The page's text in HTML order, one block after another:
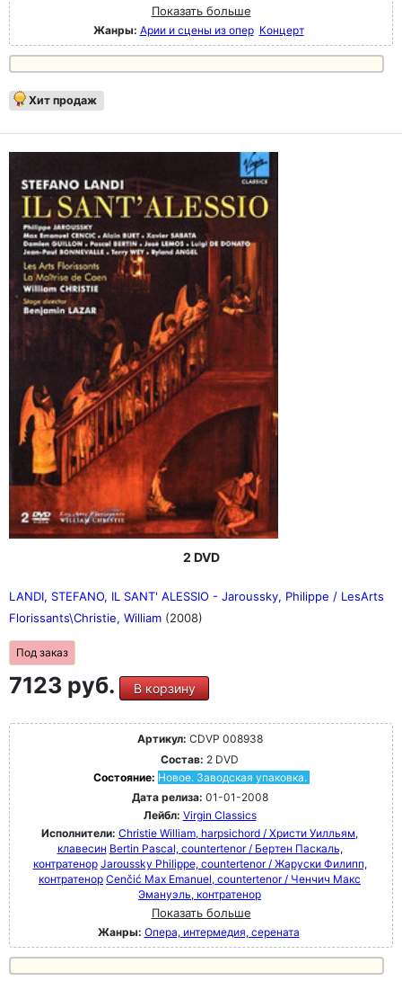
Показать больше
Жанры: Арии и сцены из опер Концерт
Хит продаж
2 DVD
LANDI, STEFANO, IL SANT' ALESSIO - Jaroussky, Philippe / LesArts
Florissants\Christie, William (2008)
Под заказ
7123 руб. В корзину
Артикул: CDVP 008938
Состав: 2 DVD
Состояние: Новое. Заводская упаковка.
Дата релиза: 01-01-2008
Лейбл: Virgin Classics
Исполнители: Christie William, harpsichord / Христи Уилльям,
клавесин Bertin Pascal, countertenor / Бертен Паскаль,
контратенор Jaroussky Philippe, countertenor / Жаруски Филипп,
контратенор Cenčić Max Emanuel, countertenor / Ченчич Макс
Эмануэль, контратенор
Показать больше
Жанры: Опера, интермедия, серената